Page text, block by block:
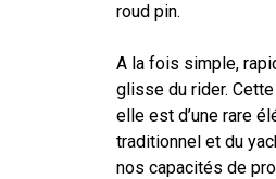
roud pin.
A la fois simple,
glisse du rider.
elle est d’une rare
traditionnel et du
nos capacités de